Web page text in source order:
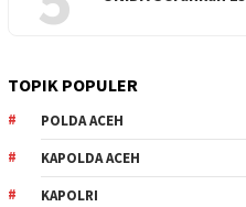
TOPIK POPULER
POLDA ACEH
KAPOLDA ACEH
KAPOLRI